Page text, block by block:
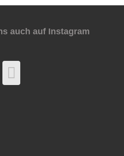
auch auf Instagram